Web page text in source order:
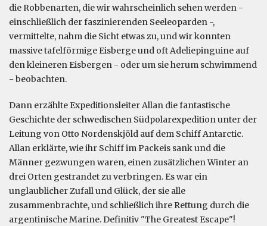
die Robbenarten, die wir wahrscheinlich sehen werden -
einschließlich der faszinierenden Seeleoparden -,
vermittelte, nahm die Sicht etwas zu, und wir konnten
massive tafelförmige Eisberge und oft Adeliepinguine auf
den kleineren Eisbergen - oder um sie herum schwimmend
- beobachten.
Dann erzählte Expeditionsleiter Allan die fantastische
Geschichte der schwedischen Südpolarexpedition unter der
Leitung von Otto Nordenskjöld auf dem Schiff Antarctic.
Allan erklärte, wie ihr Schiff im Packeis sank und die
Männer gezwungen waren, einen zusätzlichen Winter an
drei Orten gestrandet zu verbringen. Es war ein
unglaublicher Zufall und Glück, der sie alle
zusammenbrachte, und schließlich ihre Rettung durch die
argentinische Marine. Definitiv "The Greatest Escape"!